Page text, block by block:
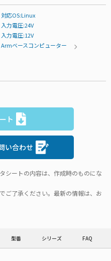
対応OS:Linux
入力電圧:24V
入力電圧:12V
Armベースコンピューター
ト
い合わせ
シートの内容は、作成時のものにな
ご了承ください。最新の情報は、お
型番 シリーズ FAQ